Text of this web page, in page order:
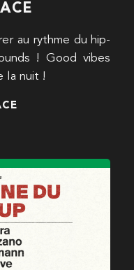
au rythme du hip-
! Good vibes
la nuit !